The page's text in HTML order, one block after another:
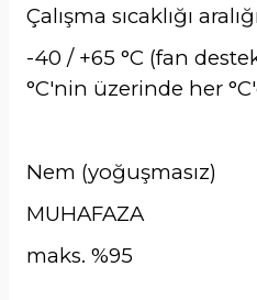
Çalışma sıcaklığı aralığı
-40 / +65 °C (fan
°C'nin üzerinde her
Nem (yoğuşmasız)
MUHAFAZA
maks. %95